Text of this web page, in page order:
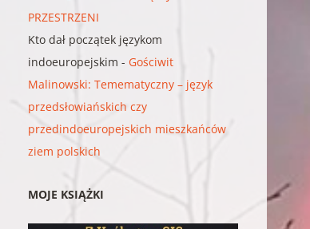
PRZESTRZENI
Kto dał początek językom
indoeuropejskim - Gościwit
Malinowski: Temematyczny – język
przedsłowiańskich czy
przedindoeuropejskich mieszkańców
ziem polskich
MOJE KSIĄŻKI